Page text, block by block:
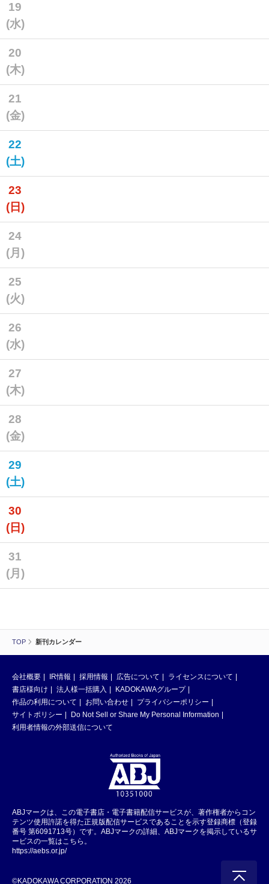
TOP 新刊カレンダー
19
(水)
20
(木)
21
(金)
22
(土)
23
(日)
24
(月)
25
(火)
26
(水)
27
(木)
28
(金)
29
(土)
30
(日)
31
(月)
会社概要 IR情報 採用情報 広告について
ライセンスについて
書店様向け
法人様一括購入
KADOKAWAグループ
作品の利用について
お問い合わせ
プライバシーポリシー
サイトポリシー
Do Not Sell or Share My Personal Information
利用者情報の外部送信について
ABJマークは、この電子書店・電子書籍配信サービスが、著作権者からコン
テンツ使用許諾を得た正規版配信サービスであることを示す登録商標（登録
番号 第6091713号）です。ABJマークの詳細、ABJマークを掲示しているサ
ービスの一覧はこちら。
https://aebs.or.jp/
©KADOKAWA CORPORATION 2026